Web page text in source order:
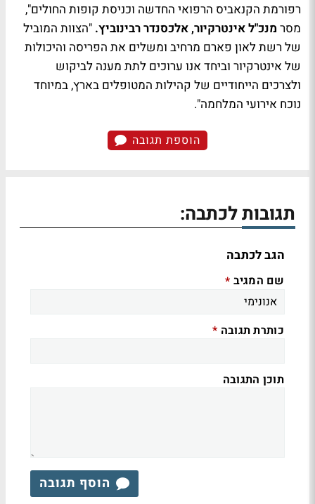
רפורמת הקנאביס הרפואי החדשה וכניסת קופות החולים",
מסר מנכ"ל אינטרקיור, אלכסנדר רבינוביץ. "הצוות המוביל
של רשת לאון פארם מרחיב ומשלים את הפריסה והיכולות
של אינטרקיור וביחד אנו ערוכים לתת מענה לביקוש
ולצרכים הייחודיים של קהילות המטופלים בארץ, במיוחד
נוכח אירועי המלחמה".
הוספת תגובה
תגובות לכתבה:
הגב לכתבה
שם המגיב *
כותרת תגובה *
תוכן התגובה
הוסף תגובה